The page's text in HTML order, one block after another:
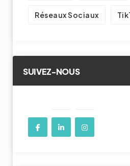
Réseaux Sociaux
SUIVEZ-NOUS